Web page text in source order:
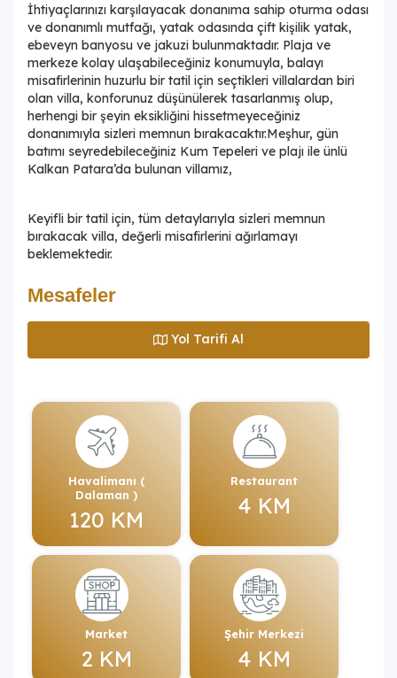
İhtiyaçlarınızı karşılayacak donanıma sahip oturma odası
ve donanımlı mutfağı, yatak odasında çift kişilik yatak,
ebeveyn banyosu ve jakuzi bulunmaktadır. Plaja ve
merkeze kolay ulaşabileceğiniz konumuyla, balayı
misafirlerinin huzurlu bir tatil için seçtikleri villalardan biri
olan villa, konforunuz düşünülerek tasarlanmış olup,
herhengi bir şeyin eksikliğini hissetmeyeceğiniz
donanımıyla sizleri memnun bırakacaktır.Meşhur, gün
batımı seyredebileceğiniz Kum Tepeleri ve plajı ile ünlü
Kalkan Patara’da bulunan villamız,
Keyifli bir tatil için, tüm detaylarıyla sizleri memnun
bırakacak villa, değerli misafirlerini ağırlamayı
beklemektedir.
Mesafeler
Yol Tarifi Al
Havalimanı (
Dalaman )
120 KM
Restaurant
4 KM
Market
2 KM
Şehir Merkezi
4 KM